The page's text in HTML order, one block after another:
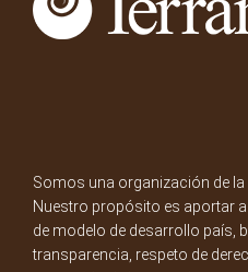
Somos una organización de la
Nuestro propósito es aportar
de modelo de desarrollo país,
transparencia, respeto de